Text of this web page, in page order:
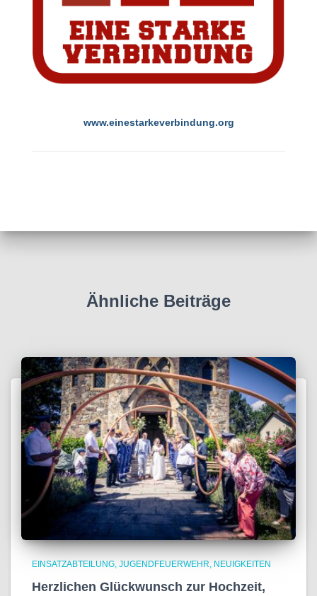
www.einestarkeverbindung.org
Ähnliche Beiträge
EINSATZABTEILUNG JUGENDFEUERWEHR NEUIGKEITEN
Herzlichen Glückwunsch zur Hochzeit,